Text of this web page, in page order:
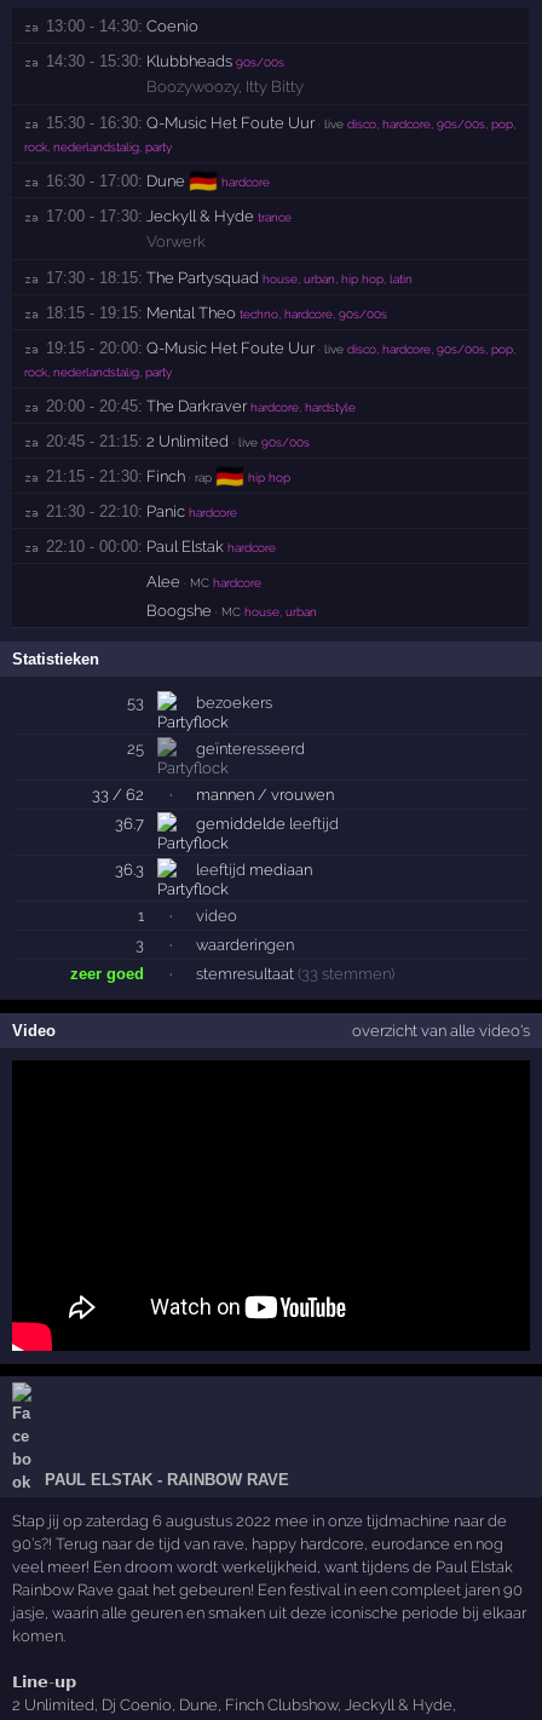
za 13:00 - 14:30: Coenio
za 14:30 - 15:30: Klubbheads 90s/00s
Boozywoozy, Itty Bitty
za 15:30 - 16:30: Q-Music Het Foute Uur· live disco, hardcore, 90s/00s, pop,
rock, nederlandstalig, party
za 16:30 - 17:00: Dune 🇩🇪 hardcore
za 17:00 - 17:30: Jeckyll & Hyde trance
Vorwerk
za 17:30 - 18:15: The Partysquad house, urban, hip hop, latin
za 18:15 - 19:15: Mental Theo techno, hardcore, 90s/00s
za 19:15 - 20:00: Q-Music Het Foute Uur· live disco, hardcore, 90s/00s, pop,
rock, nederlandstalig, party
za 20:00 - 20:45: The Darkraver hardcore, hardstyle
za 20:45 - 21:15: 2 Unlimited · live 90s/00s
za 21:15 - 21:30: Finch · rap 🇩🇪 hip hop
za 21:30 - 22:10: Panic hardcore
za 22:10 - 00:00: Paul Elstak hardcore
Alee · MC hardcore
Boogshe · MC house, urban
Statistieken
53 bezoekers
25 geïnteresseerd
33 / 62 ·
mannen / vrouwen
36.7
gemiddelde leeftijd
36.3 leeftijd mediaan
1 ·
video
3
·
waarderingen
zeer goed
· stemresultaat (33 stemmen)
Video overzicht van alle video's
PAUL ELSTAK - RAINBOW RAVE
Stap jij op zaterdag 6 augustus 2022 mee in onze tijdmachine naar de
90’s?! Terug naar de tijd van rave, happy hardcore, eurodance en nog
veel meer! Een droom wordt werkelijkheid, want tijdens de Paul Elstak
Rainbow Rave gaat het gebeuren! Een festival in een compleet jaren 90
jasje, waarin alle geuren en smaken uit deze iconische periode bij elkaar
komen.
𝗟𝗶𝗻𝗲-𝘂𝗽
2 Unlimited, Dj Coenio, Dune, Finch Clubshow, Jeckyll & Hyde,